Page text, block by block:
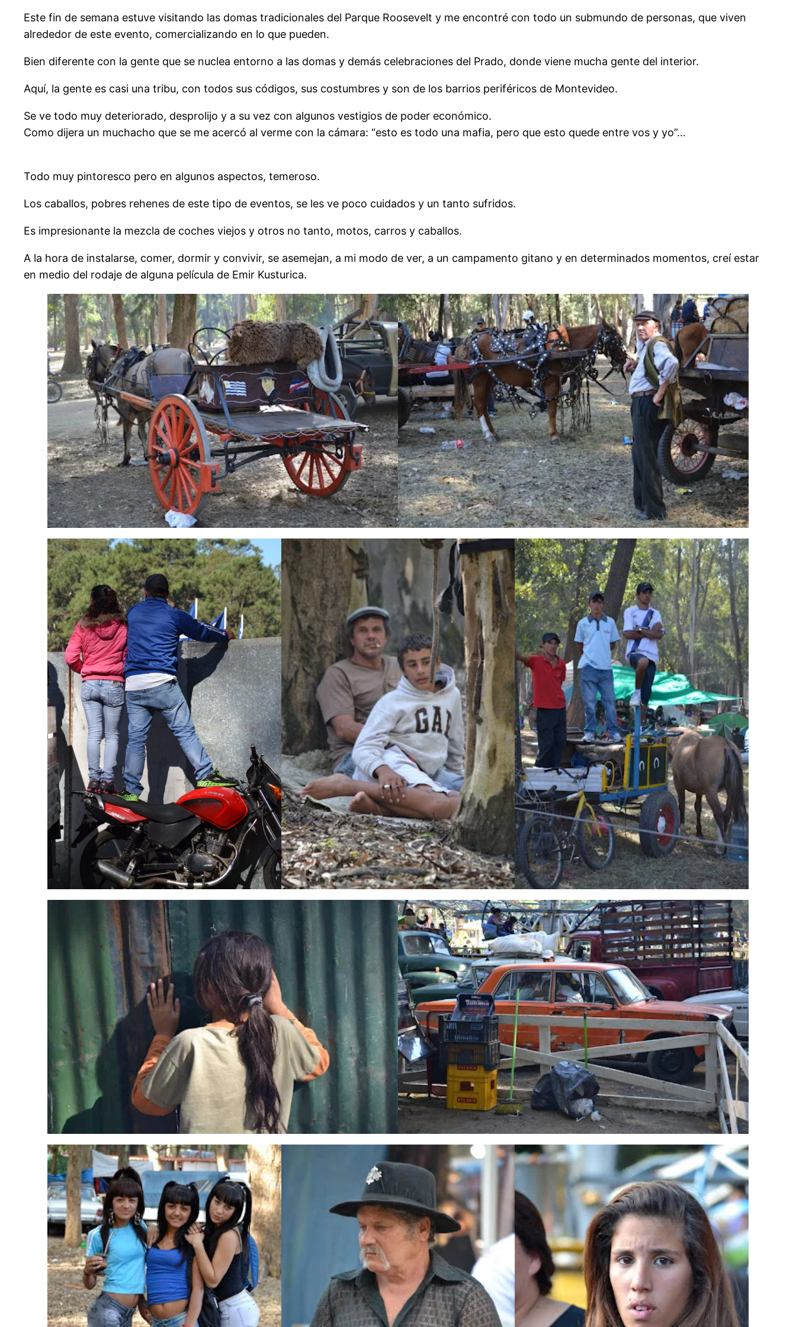
Este fin de semana estuve visitando las domas tradicionales del Parque Roosevelt y me encontré con todo un submundo de personas, que viven
alrededor de este evento, comercializando en lo que pueden.
Bien diferente con la gente que se nuclea entorno a las domas y demás celebraciones del Prado, donde viene mucha gente del interior.
Aquí, la gente es casi una tribu, con todos sus códigos, sus costumbres y son de los barrios periféricos de Montevideo.
Se ve todo muy deteriorado, desprolijo y a su vez con algunos vestigios de poder económico.
Como dijera un muchacho que se me acercó al verme con la cámara: “esto es todo una mafia, pero que esto quede entre vos y yo”…
Todo muy pintoresco pero en algunos aspectos, temeroso.
Los caballos, pobres rehenes de este tipo de eventos, se les ve poco cuidados y un tanto sufridos.
Es impresionante la mezcla de coches viejos y otros no tanto, motos, carros y caballos.
A la hora de instalarse, comer, dormir y convivir, se asemejan, a mi modo de ver, a un campamento gitano y en determinados momentos, creí estar
en medio del rodaje de alguna película de Emir Kusturica.